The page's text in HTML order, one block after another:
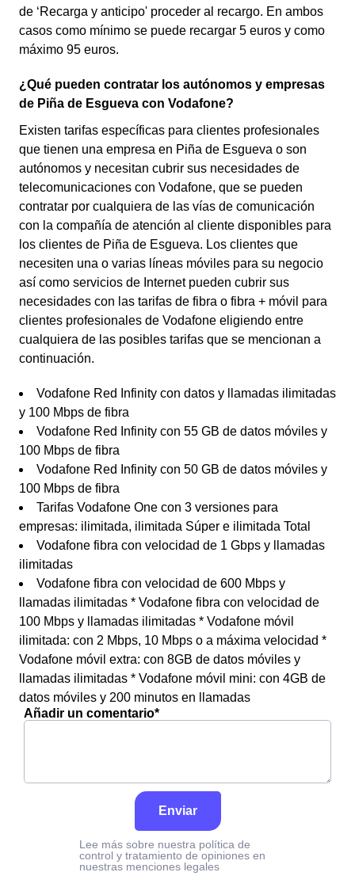
de ‘Recarga y anticipo' proceder al recargo. En ambos
casos como mínimo se puede recargar 5 euros y como
máximo 95 euros.
¿Qué pueden contratar los autónomos y empresas
de Piña de Esgueva con Vodafone?
Existen tarifas específicas para clientes profesionales
que tienen una empresa en Piña de Esgueva o son
autónomos y necesitan cubrir sus necesidades de
telecomunicaciones con Vodafone, que se pueden
contratar por cualquiera de las vías de comunicación
con la compañía de atención al cliente disponibles para
los clientes de Piña de Esgueva. Los clientes que
necesiten una o varias líneas móviles para su negocio
así como servicios de Internet pueden cubrir sus
necesidades con las tarifas de fibra o fibra + móvil para
clientes profesionales de Vodafone eligiendo entre
cualquiera de las posibles tarifas que se mencionan a
continuación.
Vodafone Red Infinity con datos y llamadas ilimitadas
y 100 Mbps de fibra
Vodafone Red Infinity con 55 GB de datos móviles y
100 Mbps de fibra
Vodafone Red Infinity con 50 GB de datos móviles y
100 Mbps de fibra
Tarifas Vodafone One con 3 versiones para
empresas: ilimitada, ilimitada Súper e ilimitada Total
Vodafone fibra con velocidad de 1 Gbps y llamadas
ilimitadas
Vodafone fibra con velocidad de 600 Mbps y
llamadas ilimitadas * Vodafone fibra con velocidad de
100 Mbps y llamadas ilimitadas * Vodafone móvil
ilimitada: con 2 Mbps, 10 Mbps o a máxima velocidad *
Vodafone móvil extra: con 8GB de datos móviles y
llamadas ilimitadas * Vodafone móvil mini: con 4GB de
datos móviles y 200 minutos en llamadas
Añadir un comentario*
Enviar
Lee más sobre nuestra política de
control y tratamiento de opiniones en
nuestras menciones legales